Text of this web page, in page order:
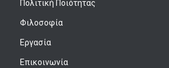
Πολιτική Ποιότητας
Φιλοσοφία
Εργασία
Επικοινωνία